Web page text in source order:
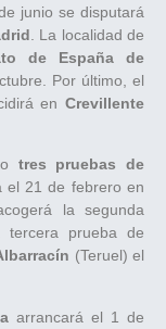
junio se disputará
. La localidad de
de España de
Por último, el
enCrevillente
tres pruebas de
el 21 de febrero en
la segunda
prueba de
(Teruel) el
arrancará el 1 de